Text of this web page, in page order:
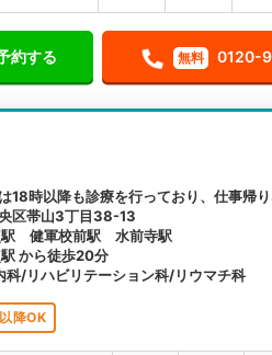
約する 無料 0120-
18時以降も診療を行っており、仕事帰り
区帯山3丁目38-13
駅 健軍校前駅 水前寺駅
から徒歩20分
科/リハビリテーション科/リウマチ科
降OK